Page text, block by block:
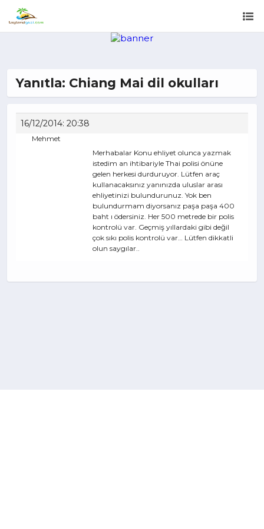
Yanıtla: Chiang Mai dil okulları
16/12/2014: 20:38
Mehmet
Merhabalar Konu ehliyet olunca yazmak
istedim an ihtibariyle Thai polisi önüne
gelen herkesi durduruyor. Lütfen araç
kullanacaksınız yanınızda uluslar arası
ehliyetinizi bulundurunuz. Yok ben
bulundurmam diyorsanız paşa paşa 400
baht ı ödersiniz. Her 500 metrede bir polis
kontrolü var. Geçmiş yıllardaki gibi değil
çok sıkı polis kontrolü var… Lütfen dikkatli
olun saygılar..